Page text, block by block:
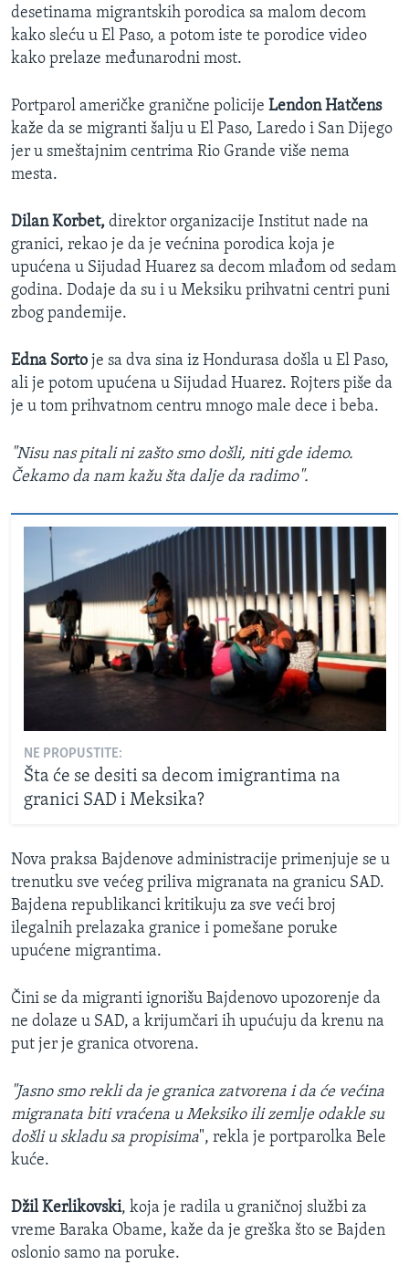
desetinama migrantskih porodica sa malom decom
kako sleću u El Paso, a potom iste te porodice video
kako prelaze međunarodni most.
Portparol američke granične policije Lendon Hatčens
kaže da se migranti šalju u El Paso, Laredo i San Dijego
jer u smeštajnim centrima Rio Grande više nema
mesta.
Dilan Korbet, direktor organizacije Institut nade na
granici, rekao je da je većnina porodica koja je
upućena u Sijudad Huarez sa decom mlađom od sedam
godina. Dodaje da su i u Meksiku prihvatni centri puni
zbog pandemije.
Edna Sorto je sa dva sina iz Hondurasa došla u El Paso,
ali je potom upućena u Sijudad Huarez. Rojters piše da
je u tom prihvatnom centru mnogo male dece i beba.
"Nisu nas pitali ni zašto smo došli, niti gde idemo.
Čekamo da nam kažu šta dalje da radimo".
NE PROPUSTITE:
Šta će se desiti sa decom imigrantima na
granici SAD i Meksika?
Nova praksa Bajdenove administracije primenjuje se u
trenutku sve većeg priliva migranata na granicu SAD.
Bajdena republikanci kritikuju za sve veći broj
ilegalnih prelazaka granice i pomešane poruke
upućene migrantima.
Čini se da migranti ignorišu Bajdenovo upozorenje da
ne dolaze u SAD, a krijumčari ih upućuju da krenu na
put jer je granica otvorena.
"Jasno smo rekli da je granica zatvorena i da će većina
migranata biti vraćena u Meksiko ili zemlje odakle su
došli u skladu sa propisima", rekla je portparolka Bele
kuće.
Džil Kerlikovski, koja je radila u graničnoj službi za
vreme Baraka Obame, kaže da je greška što se Bajden
oslonio samo na poruke.